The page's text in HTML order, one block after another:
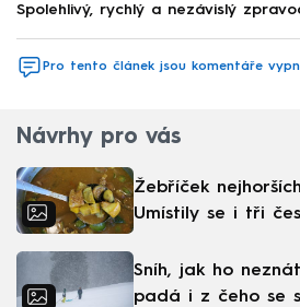
Spolehlivý, rychlý a nezávislý
Pro tento článek jsou komentáře
Návrhy pro vás
Žebříček
Umístily se i tři
Sníh, jak ho
padá i z čeho se